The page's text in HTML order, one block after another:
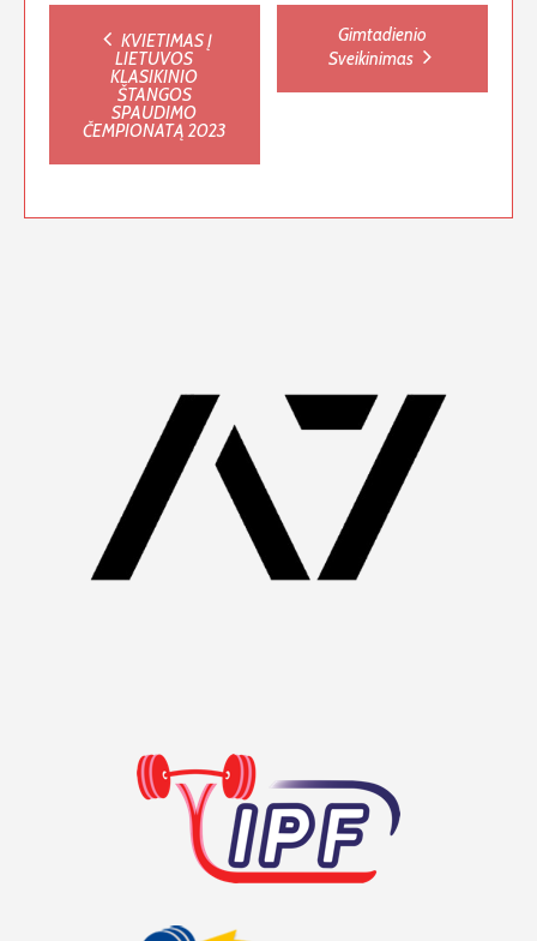
Post
navigation
KVIETIMAS Į
LIETUVOS
KLASIKINIO
ŠTANGOS
SPAUDIMO
ČEMPIONATĄ 2023
Gimtadienio
Sveikinimas